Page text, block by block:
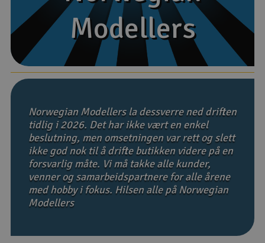
Båter
Droner
Droner for FPV
Fly
Helikopter
Kamerautstyr
Modellbygging, LEGO & byggesett
Modellers
Modellers
Norwegian Modellers la dessverre ned driften
tidlig i 2026. Det har ikke vært en enkel
beslutning, men omsetningen var rett og slett
ikke god nok til å drifte butikken videre på en
forsvarlig måte. Vi må takke alle kunder,
venner og samarbeidspartnere for alle årene
med hobby i fokus. Hilsen alle på Norwegian
Modellers